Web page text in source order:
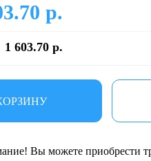
р.
1 603.70 р.
Вы можете приобрести